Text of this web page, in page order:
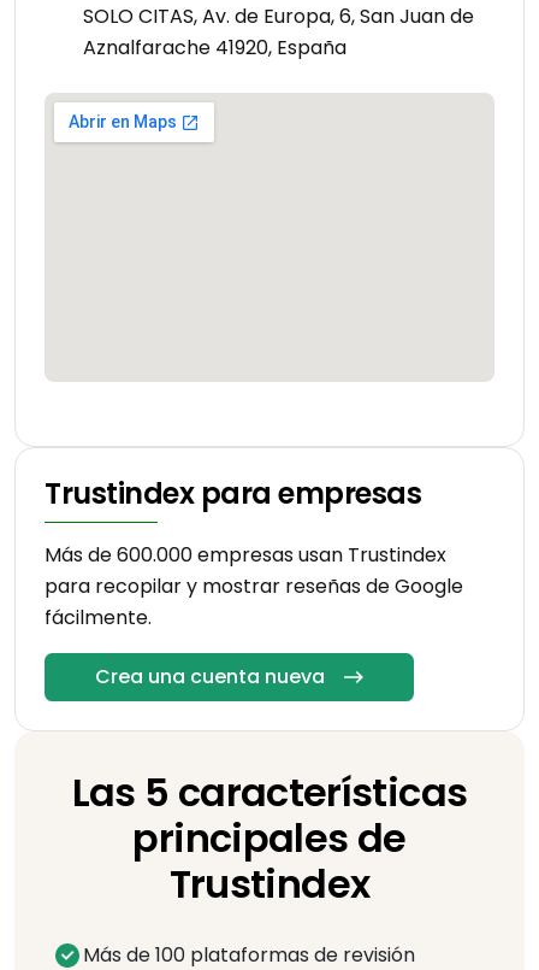
SOLO CITAS, Av. de Europa, 6, San Juan de
Aznalfarache 41920, España
Trustindex para empresas
Más de 600.000 empresas usan Trustindex
para recopilar y mostrar reseñas de Google
fácilmente.
Crea una cuenta nueva
Las 5 características
principales de
Trustindex
Más de 100 plataformas de revisión